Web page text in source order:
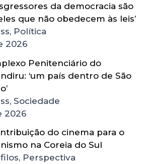
da democracia são
que não obedecem às leis’
Política
2026
Penitenciário do
‘um país dentro de São
Sociedade
2026
do cinema para o
na Coreia do Sul
Perspectiva